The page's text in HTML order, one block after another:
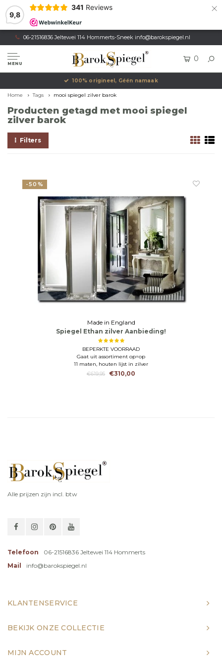
9,8
341 Reviews ×
06-21516836 Jeltewei 114 Hommerts-Sneek info@barokspiegel.nl
MENU
0
100% origineel, Géén namaak
Home Tags mooi spiegel zilver barok
Producten getagd met mooi spiegel
zilver barok
Filters
-50%
Made in England
Spiegel Ethan zilver Aanbieding!
BEPERKTE VOORRAAD
Gaat uit assortiment op=op
11 maten, houten lijst in zilver
€619,95
€310,00
Alle prijzen zijn incl. btw
Telefoon
06-21516836 Jeltewei 114 Hommerts
Mail
info@barokspiegel.nl
KLANTENSERVICE
BEKIJK ONZE COLLECTIE
MIJN ACCOUNT